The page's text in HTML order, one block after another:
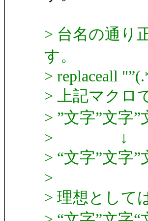
> 台名の通り
す。
> replaceall
> 上記マクロ
> ”文字”文字”
> ↓
> “文字”文字”
>
> 理想として